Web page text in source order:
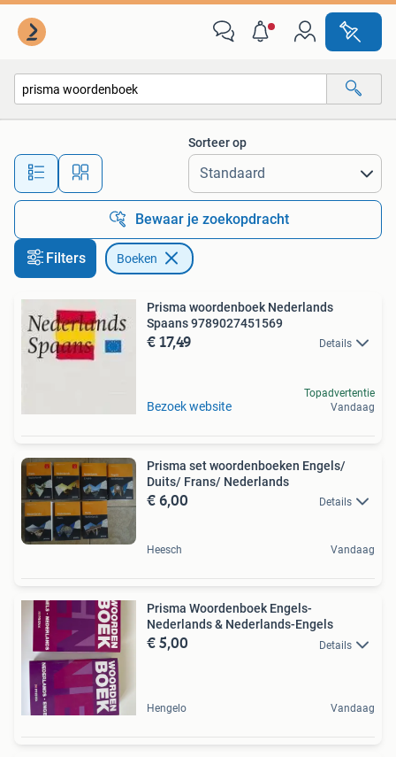
Alle afstanden…
Sorteer op
Bewaar je zoekopdracht
Filters Boeken
Prisma woordenboek Nederlands
Spaans 9789027451569
€ 17,49 Details
Bezoek website
Topadvertentie
Vandaag
Prisma set woordenboeken Engels/
Duits/ Frans/ Nederlands
€ 6,00 Details
Heesch Vandaag
Prisma Woordenboek Engels-
Nederlands & Nederlands-Engels
€ 5,00 Details
Hengelo Vandaag